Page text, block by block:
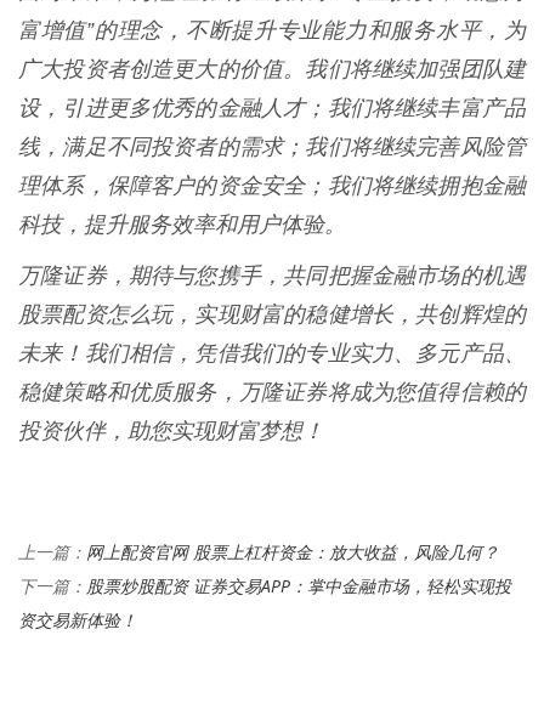
富增值”的理念，不断提升专业能力和服务水平，为
广大投资者创造更大的价值。我们将继续加强团队建
设，引进更多优秀的金融人才；我们将继续丰富产品
线，满足不同投资者的需求；我们将继续完善风险管
理体系，保障客户的资金安全；我们将继续拥抱金融
科技，提升服务效率和用户体验。
万隆证券，期待与您携手，共同把握金融市场的机遇
股票配资怎么玩，实现财富的稳健增长，共创辉煌的
未来！我们相信，凭借我们的专业实力、多元产品、
稳健策略和优质服务，万隆证券将成为您值得信赖的
投资伙伴，助您实现财富梦想！
上一篇： 网上配资官网 股票上杠杆资金：放大收益，风险几何？
下一篇： 股票炒股配资 证券交易APP：掌中金融市场，轻松实现投
资交易新体验！